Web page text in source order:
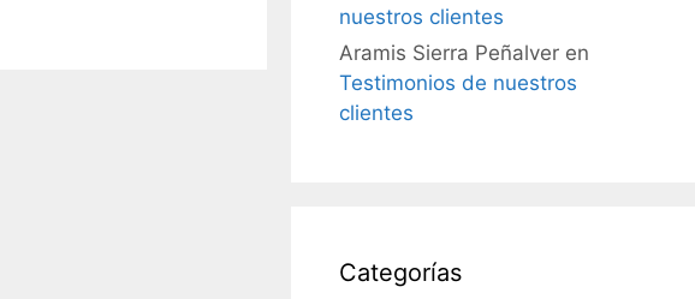
nuestros clientes
Aramis Sierra Peñalver en
Testimonios de nuestros
clientes
Categorías